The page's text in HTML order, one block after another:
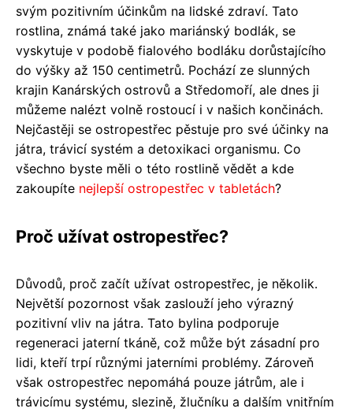
svým pozitivním účinkům na lidské zdraví. Tato
rostlina, známá také jako mariánský bodlák, se
vyskytuje v podobě fialového bodláku dorůstajícího
do výšky až 150 centimetrů. Pochází ze slunných
krajin Kanárských ostrovů a Středomoří, ale dnes ji
můžeme nalézt volně rostoucí i v našich končinách.
Nejčastěji se ostropestřec pěstuje pro své účinky na
játra, trávicí systém a detoxikaci organismu. Co
všechno byste měli o této rostlině vědět a kde
zakoupíte nejlepší ostropestřec v tabletách?
Proč užívat ostropestřec?
Důvodů, proč začít užívat ostropestřec, je několik.
Největší pozornost však zaslouží jeho výrazný
pozitivní vliv na játra. Tato bylina podporuje
regeneraci jaterní tkáně, což může být zásadní pro
lidi, kteří trpí různými jaterními problémy. Zároveň
však ostropestřec nepomáhá pouze játrům, ale i
trávicímu systému, slezině, žlučníku a dalším vnitřním